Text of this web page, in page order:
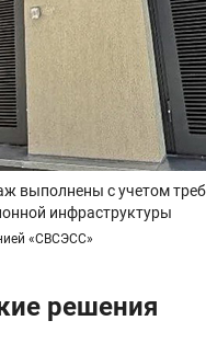
выполнены с учетом
инфраструктуры
«СВСЭСС»
решения